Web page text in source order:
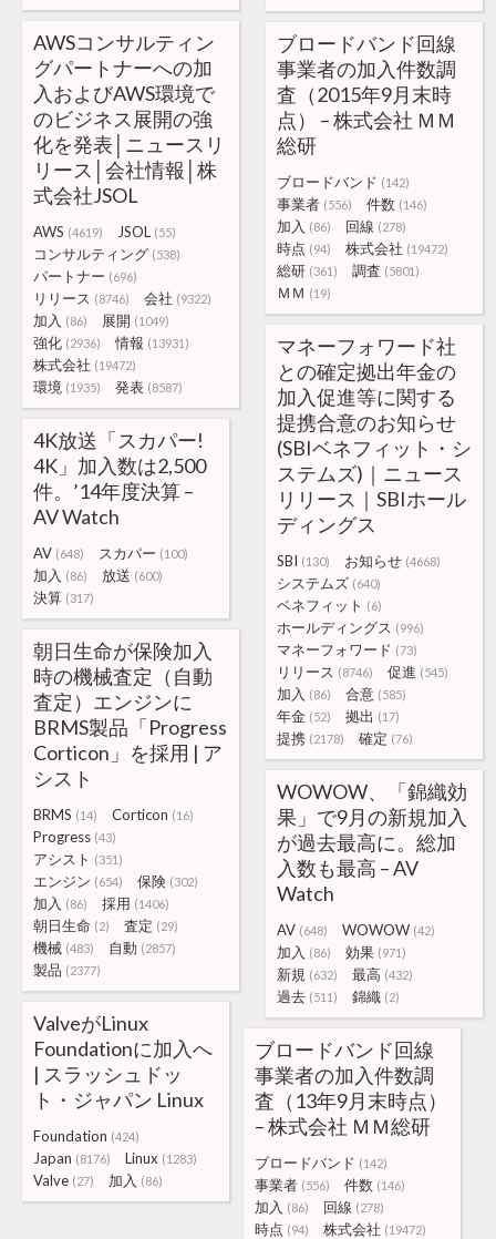
AWSコンサルティン
グパートナーへの加
入およびAWS環境で
のビジネス展開の強
化を発表│ニュースリ
リース│会社情報│株
式会社JSOL
AWS (4619) JSOL (55)
コンサルティング (538)
パートナー (696)
リリース (8746) 会社 (9322)
加入 (86) 展開 (1049)
強化 (2936) 情報 (13931)
株式会社 (19472)
環境 (1935) 発表 (8587)
ブロードバンド回線
事業者の加入件数調
査（2015年9月末時
点） – 株式会社 ＭＭ
総研
ブロードバンド (142)
事業者 (556) 件数 (146)
加入 (86) 回線 (278)
時点 (94) 株式会社 (19472)
総研 (361) 調査 (5801)
ＭＭ (19)
マネーフォワード社
との確定拠出年金の
加入促進等に関する
提携合意のお知らせ
(SBIベネフィット・シ
ステムズ)｜ニュース
リリース｜SBIホール
ディングス
SBI (130) お知らせ (4668)
システムズ (640)
ベネフィット (6)
ホールディングス (996)
マネーフォワード (73)
リリース (8746) 促進 (545)
加入 (86) 合意 (585)
年金 (52) 拠出 (17)
提携 (2178) 確定 (76)
4K放送「スカパー!
4K」加入数は2,500
件。’14年度決算 –
AV Watch
AV (648) スカパー (100)
加入 (86) 放送 (600)
決算 (317)
朝日生命が保険加入
時の機械査定（自動
査定）エンジンに
BRMS製品「Progress
Corticon」を採用 | ア
シスト
BRMS (14) Corticon (16)
Progress (43)
アシスト (351)
エンジン (654) 保険 (302)
加入 (86) 採用 (1406)
朝日生命 (2) 査定 (29)
機械 (483) 自動 (2857)
製品 (2377)
WOWOW、「錦織効
果」で9月の新規加入
が過去最高に。総加
入数も最高 – AV
Watch
AV (648) WOWOW (42)
加入 (86) 効果 (971)
新規 (632) 最高 (432)
過去 (511) 錦織 (2)
ValveがLinux
Foundationに加入へ
| スラッシュドッ
ト・ジャパン Linux
Foundation (424)
Japan (8176) Linux (1283)
Valve (27) 加入 (86)
ブロードバンド回線
事業者の加入件数調
査（13年9月末時点）
– 株式会社 ＭＭ総研
ブロードバンド (142)
事業者 (556) 件数 (146)
加入 (86) 回線 (278)
時点 (94) 株式会社 (19472)